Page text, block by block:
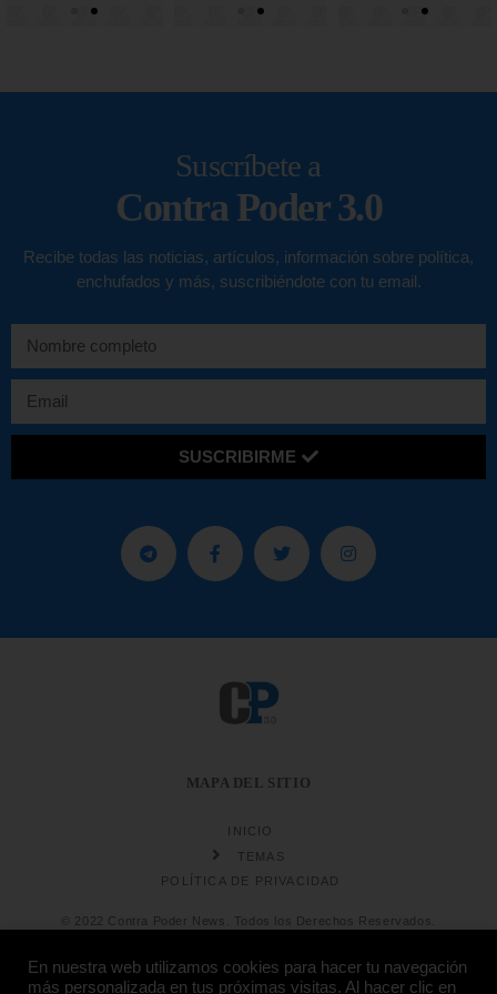
Suscríbete a
Contra Poder 3.0
Recibe todas las noticias, artículos, información sobre política,
enchufados y más, suscribiéndote con tu email.
SUSCRIBIRME
MAPA DEL SITIO
INICIO
TEMAS
POLÍTICA DE PRIVACIDAD
© 2022 Contra Poder News. Todos los Derechos Reservados.
En nuestra web utilizamos cookies para hacer tu navegación
más personalizada en tus próximas visitas. Al hacer clic en